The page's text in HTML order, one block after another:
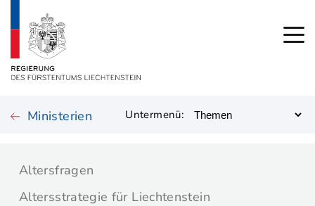
Ministerien Untermenü:
Altersfragen
Altersstrategie für Liechtenstein